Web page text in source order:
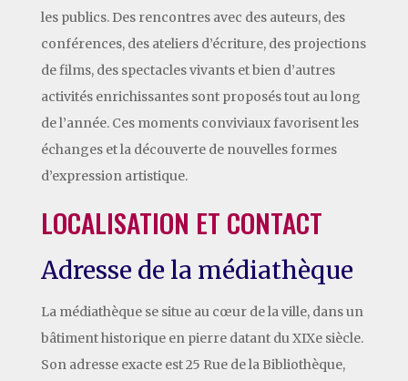
les publics. Des rencontres avec des auteurs, des
conférences, des ateliers d’écriture, des projections
de films, des spectacles vivants et bien d’autres
activités enrichissantes sont proposés tout au long
de l’année. Ces moments conviviaux favorisent les
échanges et la découverte de nouvelles formes
d’expression artistique.
LOCALISATION ET CONTACT
Adresse de la médiathèque
La médiathèque se situe au cœur de la ville, dans un
bâtiment historique en pierre datant du XIXe siècle.
Son adresse exacte est 25 Rue de la Bibliothèque,